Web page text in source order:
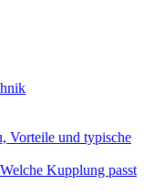
Vorteile und typische
Kupplung passt